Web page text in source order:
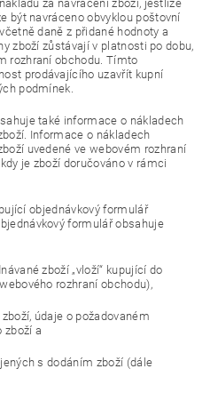
za navrácení zboží, jestliže
být navráceno obvyklou poštovní
daně z přidané hodnoty a
zboží zůstávají v platnosti po dobu,
rozhraní obchodu. Tímto
prodávajícího uzavřít kupní
podmínek.
také informace o nákladech
Informace o nákladech
uvedené ve webovém rozhraní
je zboží doručováno v rámci
objednávkový formulář
formulář obsahuje
zboží „vloží“ kupující do
rozhraní obchodu),
údaje o požadovaném
zboží a
s dodáním zboží (dále